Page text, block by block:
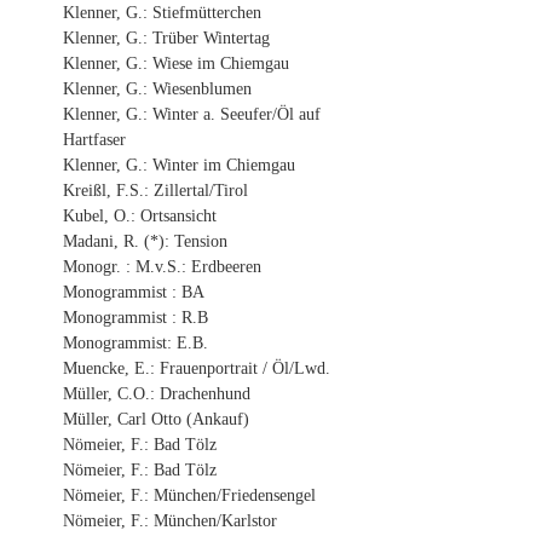
Klenner, G.: Stiefmütterchen
Klenner, G.: Trüber Wintertag
Klenner, G.: Wiese im Chiemgau
Klenner, G.: Wiesenblumen
Klenner, G.: Winter a. Seeufer/Öl auf
Hartfaser
Klenner, G.: Winter im Chiemgau
Kreißl, F.S.: Zillertal/Tirol
Kubel, O.: Ortsansicht
Madani, R. (*): Tension
Monogr. : M.v.S.: Erdbeeren
Monogrammist : BA
Monogrammist : R.B
Monogrammist: E.B.
Muencke, E.: Frauenportrait / Öl/Lwd.
Müller, C.O.: Drachenhund
Müller, Carl Otto (Ankauf)
Nömeier, F.: Bad Tölz
Nömeier, F.: Bad Tölz
Nömeier, F.: München/Friedensengel
Nömeier, F.: München/Karlstor